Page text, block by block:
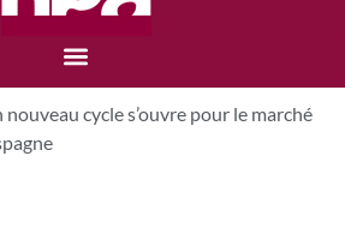
nouveau cycle s’ouvre pour le marché